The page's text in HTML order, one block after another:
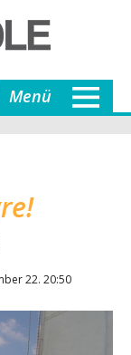
Menü
22. 20:50